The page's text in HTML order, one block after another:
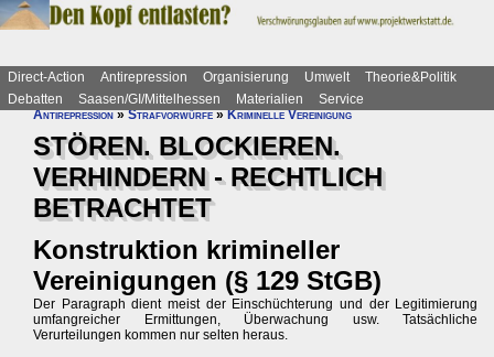
Direct-Action Antirepression Organisierung Umwelt
Theorie&Politik
Debatten
Saasen/GI/Mittelhessen Materialien
Service
Antirepression»Strafvorwürfe»Kriminelle Vereinigung
STÖREN. BLOCKIEREN.
VERHINDERN - RECHTLICH
BETRACHTET
Konstruktion krimineller
Vereinigungen (§ 129 StGB)
Der Paragraph dient meist der Einschüchterung und der Legitimierung
umfangreicher Ermittungen, Überwachung usw. Tatsächliche
Verurteilungen kommen nur selten heraus.